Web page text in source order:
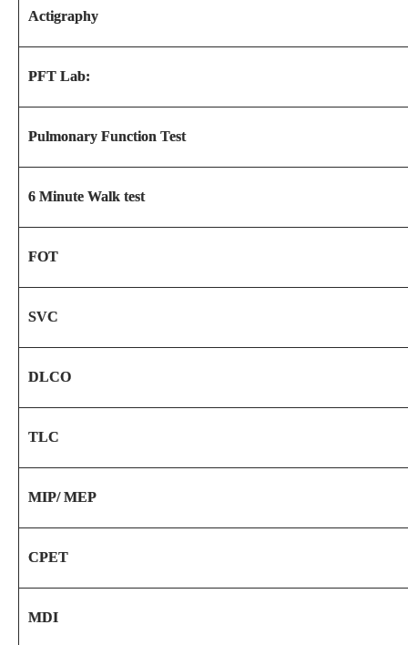
Actigraphy
PFT Lab:
Pulmonary Function Test
6 Minute Walk test
FOT
SVC
DLCO
TLC
MIP/ MEP
CPET
MDI